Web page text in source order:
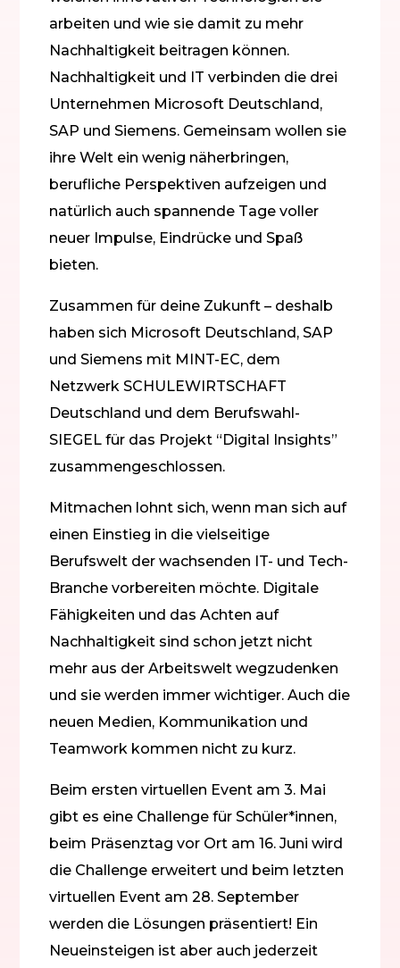
arbeiten und wie sie damit zu mehr
Nachhaltigkeit beitragen können.
Nachhaltigkeit und IT verbinden die drei
Unternehmen Microsoft Deutschland,
SAP und Siemens. Gemeinsam wollen sie
ihre Welt ein wenig näherbringen,
berufliche Perspektiven aufzeigen und
natürlich auch spannende Tage voller
neuer Impulse, Eindrücke und Spaß
bieten.
Zusammen für deine Zukunft – deshalb
haben sich Microsoft Deutschland, SAP
und Siemens mit MINT-EC, dem
Netzwerk SCHULEWIRTSCHAFT
Deutschland und dem Berufswahl-
SIEGEL für das Projekt “Digital Insights”
zusammengeschlossen.
Mitmachen lohnt sich, wenn man sich auf
einen Einstieg in die vielseitige
Berufswelt der wachsenden IT- und Tech-
Branche vorbereiten möchte. Digitale
Fähigkeiten und das Achten auf
Nachhaltigkeit sind schon jetzt nicht
mehr aus der Arbeitswelt wegzudenken
und sie werden immer wichtiger. Auch die
neuen Medien, Kommunikation und
Teamwork kommen nicht zu kurz.
Beim ersten virtuellen Event am 3. Mai
gibt es eine Challenge für Schüler*innen,
beim Präsenztag vor Ort am 16. Juni wird
die Challenge erweitert und beim letzten
virtuellen Event am 28. September
werden die Lösungen präsentiert! Ein
Neueinsteigen ist aber auch jederzeit